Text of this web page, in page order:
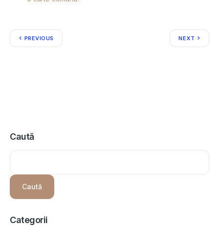
PREVIOUS NEXT
Caută
Caută
Categorii